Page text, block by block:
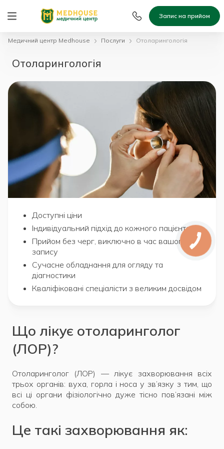
Запис на прийом
Медичний центр Medhouse Послуги Отоларингологія
Отоларингологія
Доступні ціни
Індивідуальний підхід до кожного пацієнта
Прийом без черг, виключно в час вашого
запису
Сучасне обладнання для огляду та
діагностики
Кваліфіковані спеціалісти з великим досвідом
Що лікує отоларинголог
(ЛОР)?
Отоларинголог (ЛОР) — лікує захворювання всіх
трьох органів: вуха, горла і носа у зв’язку з тим, що
всі ці органи фізіологічно дуже тісно пов’язані між
собою.
Це такі захворювання як: